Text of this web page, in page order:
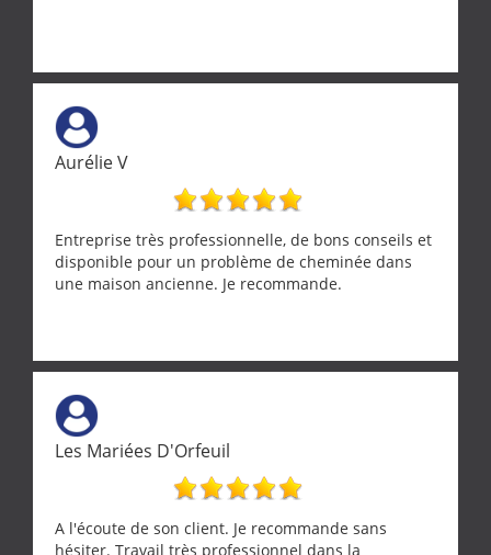
Aurélie V
Entreprise très professionnelle, de bons conseils et
disponible pour un problème de cheminée dans
une maison ancienne. Je recommande.
Les Mariées D'Orfeuil
A l'écoute de son client. Je recommande sans
hésiter. Travail très professionnel dans la